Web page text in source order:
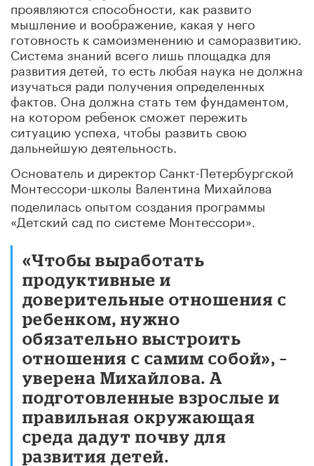
проявляются способности, как развито
мышление и воображение, какая у него
готовность к самоизменению и саморазвитию.
Система знаний всего лишь площадка для
развития детей, то есть любая наука не должна
изучаться ради получения определенных
фактов. Она должна стать тем фундаментом,
на котором ребенок сможет пережить
ситуацию успеха, чтобы развить свою
дальнейшую деятельность.
Основатель и директор Санкт-Петербургской
Монтессори-школы Валентина Михайлова
поделилась опытом создания программы
«Детский сад по системе Монтессори».
«Чтобы выработать
продуктивные и
доверительные отношения с
ребенком, нужно
обязательно выстроить
отношения с самим собой», –
уверена Михайлова. А
подготовленные взрослые и
правильная окружающая
среда дадут почву для
развития детей.